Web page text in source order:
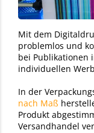
Mit dem
problemlos und
bei Publikationen
individuellen
In der
nach Maß
Produkt
Versandhandel